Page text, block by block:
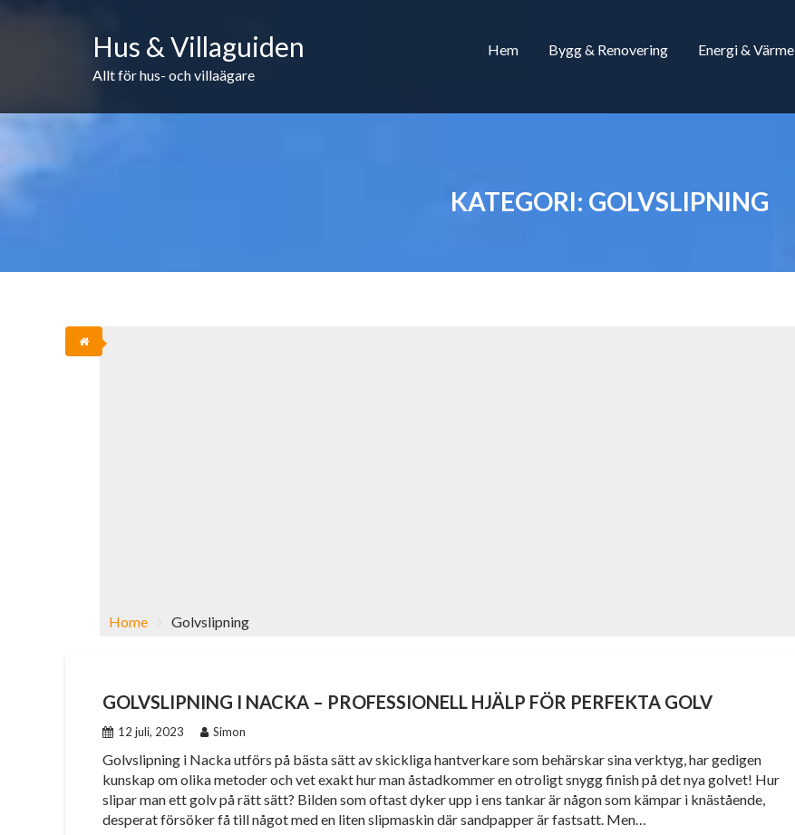
Hus & Villaguiden
Allt för hus- och villaägare
Hem Bygg & Renovering Energi & Värme
KATEGORI: GOLVSLIPNING
Home Golvslipning
GOLVSLIPNING I NACKA – PROFESSIONELL HJÄLP FÖR PERFEKTA GOLV
12 juli, 2023 Simon
Golvslipning i Nacka utförs på bästa sätt av skickliga hantverkare som behärskar sina verktyg, har gedigen
kunskap om olika metoder och vet exakt hur man åstadkommer en otroligt snygg finish på det nya golvet! Hur
slipar man ett golv på rätt sätt? Bilden som oftast dyker upp i ens tankar är någon som kämpar i knästående,
desperat försöker få till något med en liten slipmaskin där sandpapper är fastsatt. Men…